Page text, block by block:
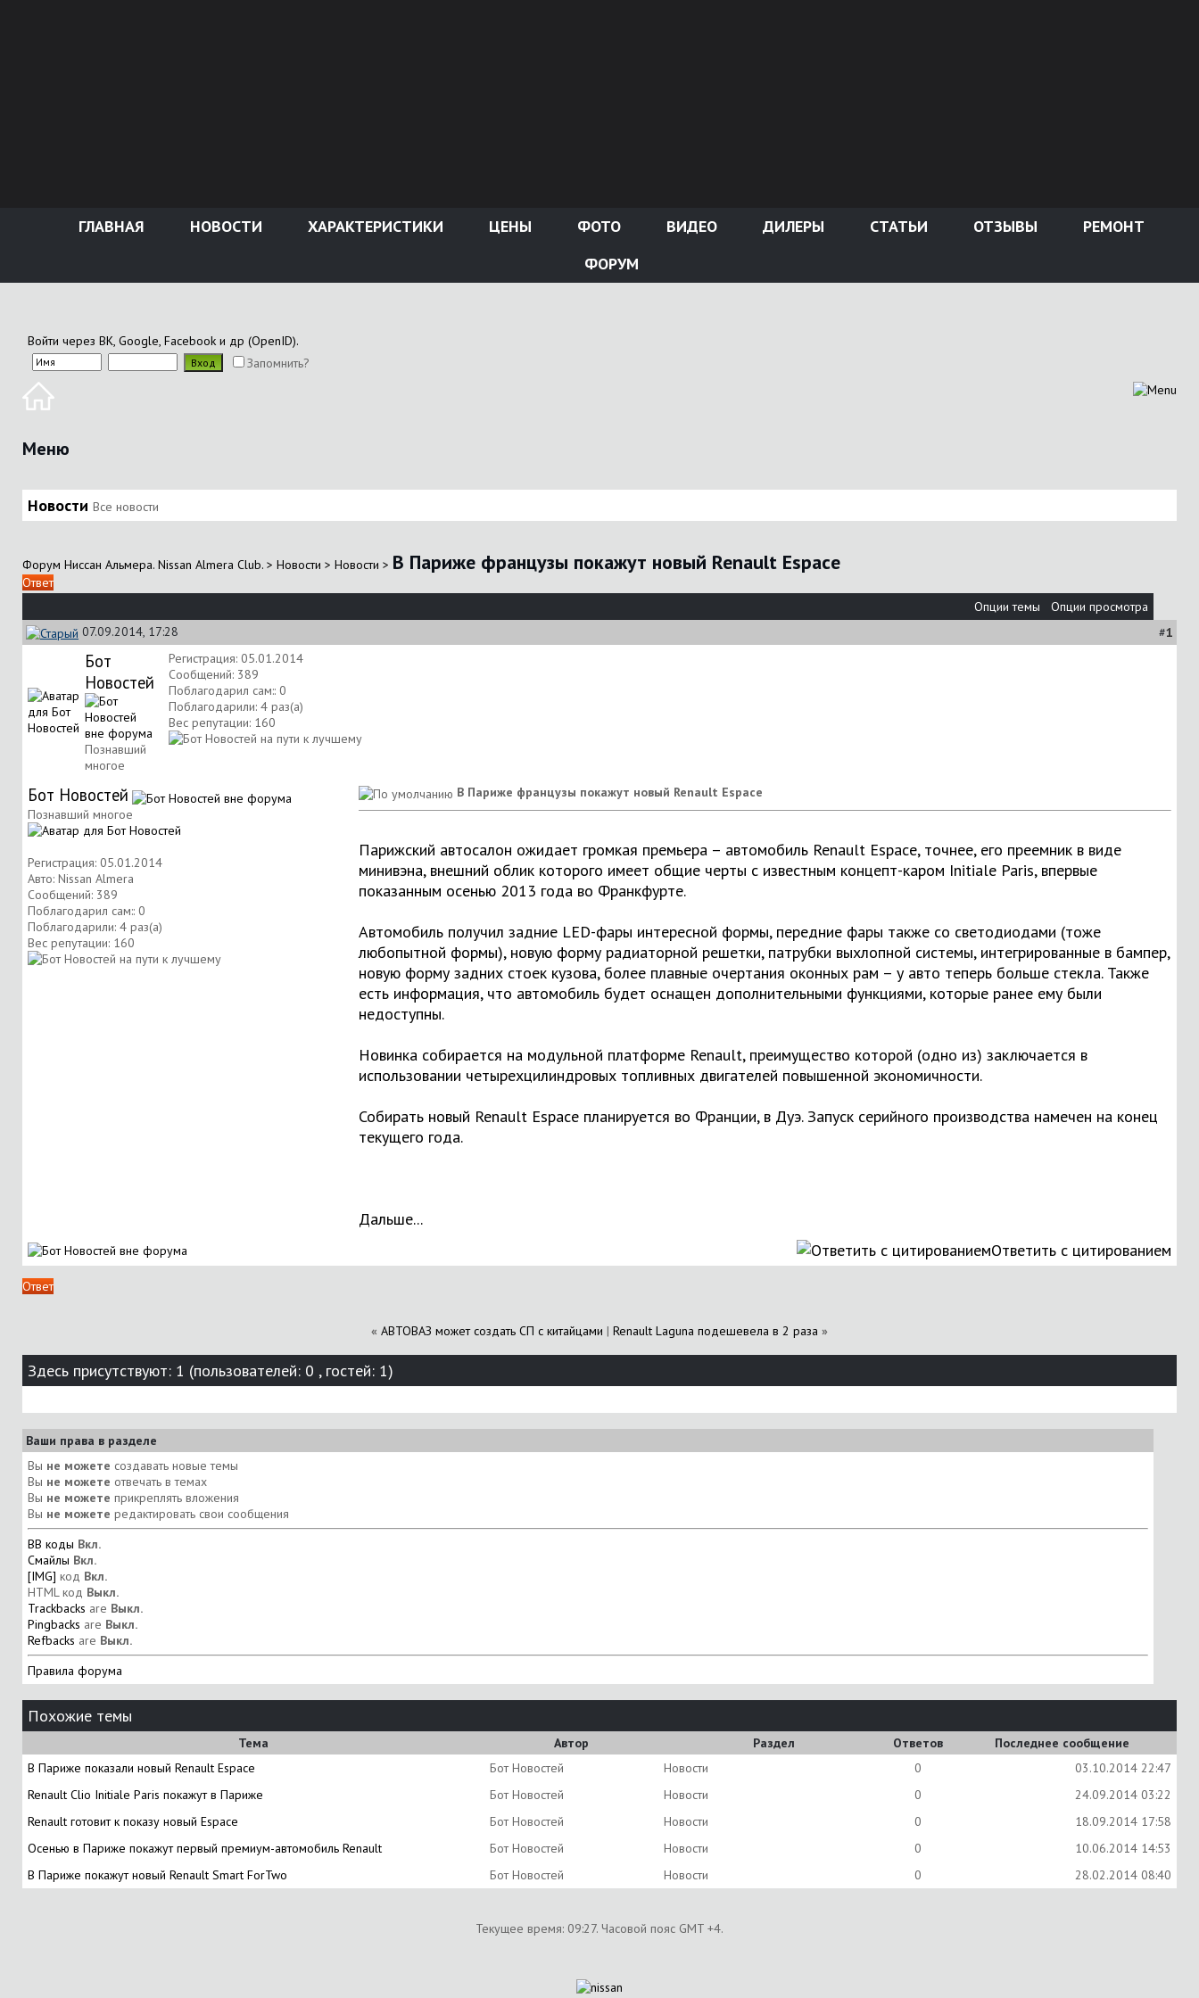
ГЛАВНАЯ НОВОСТИ ХАРАКТЕРИСТИКИ ЦЕНЫ ФОТО ВИДЕО ДИЛЕРЫ СТАТЬИ ОТЗЫВЫ
РЕМОНТ
ФОРУМ
Войти через ВК, Google, Facebook и др (OpenID).
Запомнить?
Меню
Новости Все новости
Форум Ниссан Альмера. Nissan Almera Club. > Новости > Новости > В Париже французы покажут новый Renault Espace
Ответ
Опции темы
Опции просмотра
07.09.2014, 17:28
#1
Бот
Новостей
Познавший
многое
Регистрация: 05.01.2014
Сообщений: 389
Поблагодарил сам:: 0
Поблагодарили: 4 раз(а)
Вес репутации: 160
Бот Новостей
Познавший многое
Регистрация: 05.01.2014
Авто: Nissan Almera
Сообщений: 389
Поблагодарил сам:: 0
Поблагодарили: 4 раз(а)
Вес репутации: 160
В Париже французы покажут новый Renault Espace
Парижский автосалон ожидает громкая премьера – автомобиль Renault Espace, точнее, его преемник в виде
минивэна, внешний облик которого имеет общие черты с известным концепт-каром Initiale Paris, впервые
показанным осенью 2013 года во Франкфурте.
Автомобиль получил задние LED-фары интересной формы, передние фары также со светодиодами (тоже
любопытной формы), новую форму радиаторной решетки, патрубки выхлопной системы, интегрированные в бампер,
новую форму задних стоек кузова, более плавные очертания оконных рам – у авто теперь больше стекла. Также
есть информация, что автомобиль будет оснащен дополнительными функциями, которые ранее ему были
недоступны.
Новинка собирается на модульной платформе Renault, преимущество которой (одно из) заключается в
использовании четырехцилиндровых топливных двигателей повышенной экономичности.
Собирать новый Renault Espace планируется во Франции, в Дуэ. Запуск серийного производства намечен на конец
текущего года.
Дальше...
Ответить с цитированием
Ответ
« АВТОВАЗ может создать СП с китайцами | Renault Laguna подешевела в 2 раза »
Здесь присутствуют: 1 (пользователей: 0 , гостей: 1)
Ваши права в разделе
Вы не можете создавать новые темы
Вы не можете отвечать в темах
Вы не можете прикреплять вложения
Вы не можете редактировать свои сообщения
BB коды Вкл.
Смайлы Вкл.
[IMG] код Вкл.
HTML код Выкл.
Trackbacks are Выкл.
Pingbacks are Выкл.
Refbacks are Выкл.
Правила форума
Похожие темы
Тема Автор Раздел Ответов
Последнее сообщение
В Париже показали новый Renault Espace
Бот Новостей Новости 0 03.10.2014 22:47
Renault Clio Initiale Paris покажут в Париже
Бот Новостей Новости 0 24.09.2014 03:22
Renault готовит к показу новый Espace
Бот Новостей Новости 0 18.09.2014 17:58
Осенью в Париже покажут первый премиум-автомобиль Renault
Бот Новостей Новости 0 10.06.2014 14:53
В Париже покажут новый Renault Smart ForTwo
Бот Новостей Новости 0 28.02.2014 08:40
Текущее время: 09:27. Часовой пояс GMT +4.